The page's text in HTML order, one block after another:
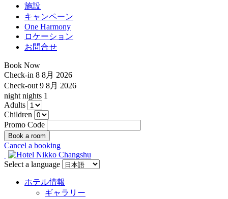
施設
キャンペーン
One Harmony
ロケーション
お問合せ
Book Now
Check-in 8 8月 2026
Check-out 9 8月 2026
night nights 1
Adults
Children
Promo Code
Cancel a booking
Select a language
ホテル情報
ギャラリー